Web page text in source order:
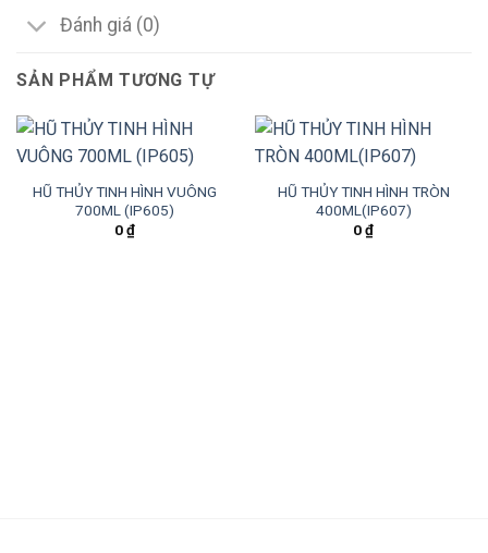
Đánh giá (0)
SẢN PHẨM TƯƠNG TỰ
HŨ THỦY TINH HÌNH VUÔNG
700ML (IP605)
0₫
HŨ THỦY TINH HÌNH TRÒN
400ML(IP607)
0₫